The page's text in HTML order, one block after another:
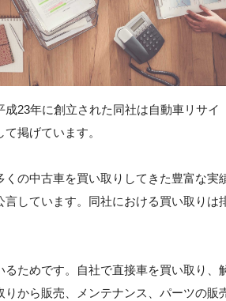
23年に創立された同社は自動車リサイ
掲げています。
の中古車を買い取りしてきた豊富な実
しています。同社における買い取りは
ためです。自社で直接車を買い取り、
から販売、メンテナンス、パーツの販